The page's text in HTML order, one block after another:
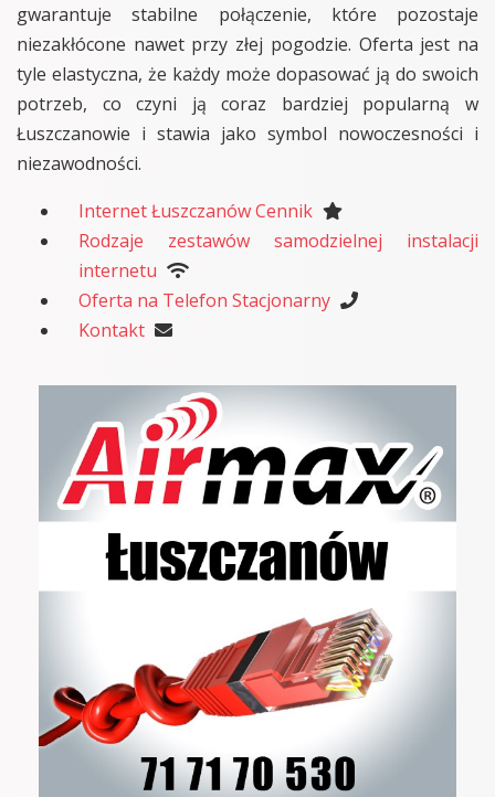
gwarantuje stabilne połączenie, które pozostaje
niezakłócone nawet przy złej pogodzie. Oferta jest na
tyle elastyczna, że każdy może dopasować ją do swoich
potrzeb, co czyni ją coraz bardziej popularną w
Łuszczanowie i stawia jako symbol nowoczesności i
niezawodności.
Internet Łuszczanów Cennik
Rodzaje zestawów samodzielnej instalacji
internetu
Oferta na Telefon Stacjonarny
Kontakt